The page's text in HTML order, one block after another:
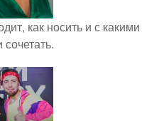
как носить и с какими